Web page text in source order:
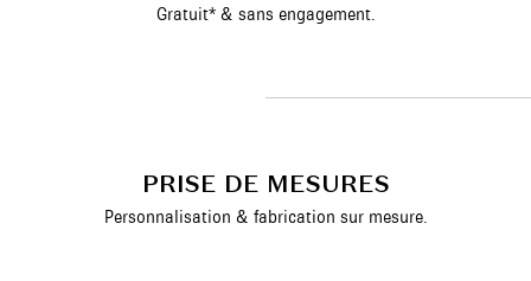
Gratuit* & sans engagement.
PRISE DE MESURES
Personnalisation & fabrication sur mesure.